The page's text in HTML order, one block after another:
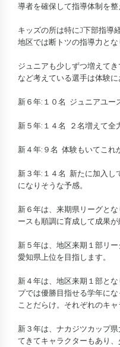
導者を確保して指導体制を整
キッズの所は特にJ下部指導
地区では断トツの指導力とな
ジュニアも少しずつ増えて
など考えている選手は体験に
新６年:１０名 ジュニアユー
新５年:１４名 ２名増えて全
新４年:９名 体験もいてこれ
新３年:１４名 新たに加入し
になりそうな予感。
新６年は、来期県リーグと
ースも順調に育成して成果が
新５年は、地区来期１部リ
愛知県上位を目指します。
新４年は、地区来期１部と
プでは優勝目指せる学年に
ことだらけ。それぞれのキ
新３年は、ナカジツカップ
てきてキャラクターもあり